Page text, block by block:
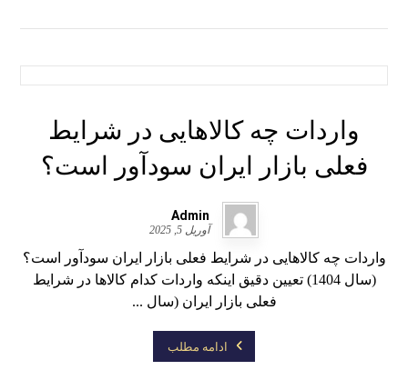
واردات چه کالاهایی در شرایط
فعلی بازار ایران سودآور است؟
Admin
آوریل 5, 2025
واردات چه کالاهایی در شرایط فعلی بازار ایران سودآور است؟
(سال 1404) تعیین دقیق اینکه واردات کدام کالاها در شرایط
فعلی بازار ایران (سال ...
ادامه مطلب